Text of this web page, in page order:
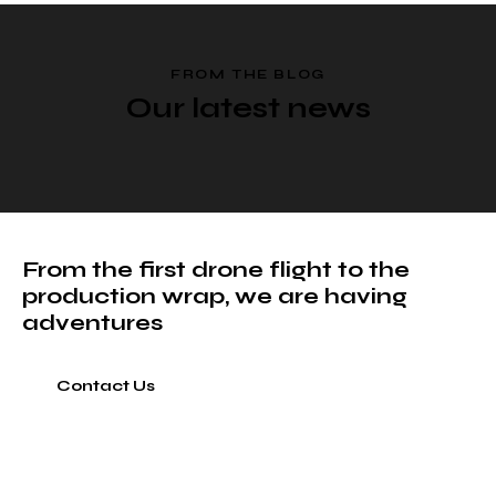
FROM THE BLOG
Our latest news
From the first drone flight to the
production wrap, we are having
adventures
Contact Us